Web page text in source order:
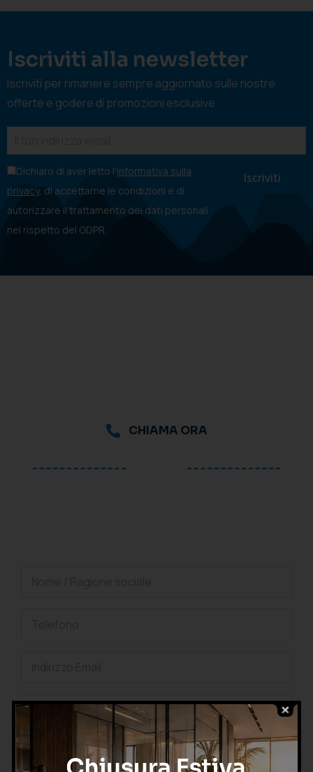
Iscriviti alla newsletter
Iscriviti per rimanere sempre aggiornato sulle nostre
offerte e godere di promozioni esclusive
Dichiaro di aver letto l'informativa sulla
privacy, di accettarne le condizioni e di
autorizzare il trattamento dei dati personali
nel rispetto del GDPR.
CHIAMA ORA